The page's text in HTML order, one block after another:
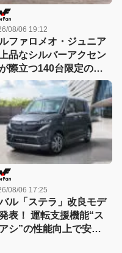
08/06 19:12
ファロメオ・ジュニア
品なシルバーアクセン
が際立つ140台限定の
スポルト スペチアーレ」
場！
08/06 17:25
ル「ステラ」改良モデ
表！ 運転支援機能“ス
シ”の性能向上で安心